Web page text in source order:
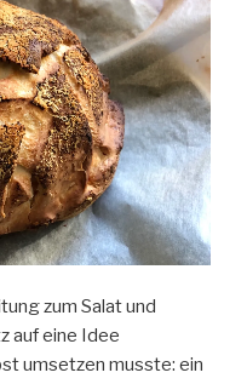
zum Salat und
auf eine Idee
umsetzen musste: ein